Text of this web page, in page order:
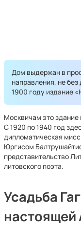
Дом выдержан в
направления, не
1900 году издание
Москвичам это здание
С 1920 по 1940 год
дипломатическая
Юргисом
представительство
литовского поэта.
Усадьба